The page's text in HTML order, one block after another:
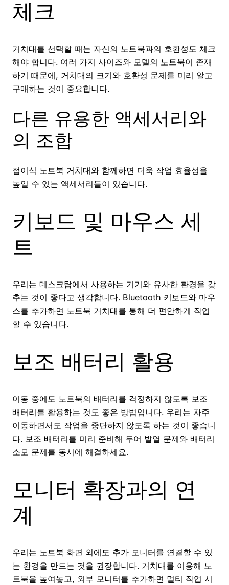
체크
거치대를 선택할 때는 자신의 노트북과의 호환성도 체크
해야 합니다. 여러 가지 사이즈와 모델의 노트북이 존재
하기 때문에, 거치대의 크기와 호환성 문제를 미리 알고
구매하는 것이 중요합니다.
다른 유용한 액세서리와
의 조합
접이식 노트북 거치대와 함께하면 더욱 작업 효율성을
높일 수 있는 액세서리들이 있습니다.
키보드 및 마우스 세
트
우리는 데스크탑에서 사용하는 기기와 유사한 환경을 갖
추는 것이 좋다고 생각합니다. Bluetooth 키보드와 마우
스를 추가하면 노트북 거치대를 통해 더 편안하게 작업
할 수 있습니다.
보조 배터리 활용
이동 중에도 노트북의 배터리를 걱정하지 않도록 보조
배터리를 활용하는 것도 좋은 방법입니다. 우리는 자주
이동하면서도 작업을 중단하지 않도록 하는 것이 좋습니
다. 보조 배터리를 미리 준비해 두어 발열 문제와 배터리
소모 문제를 동시에 해결하세요.
모니터 확장과의 연
계
우리는 노트북 화면 외에도 추가 모니터를 연결할 수 있
는 환경을 만드는 것을 권장합니다. 거치대를 이용해 노
트북을 높여놓고, 외부 모니터를 추가하면 멀티 작업 시